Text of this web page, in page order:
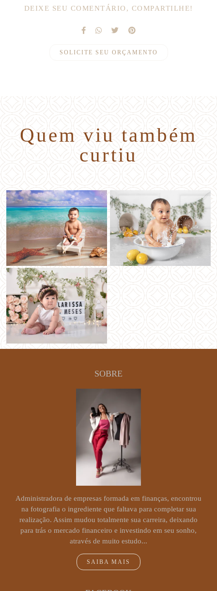
DEIXE SEU COMENTÁRIO, COMPARTILHE!
SOLICITE SEU ORÇAMENTO
Quem viu também
curtiu
SOBRE
Administradora de empresas formada em finanças, encontrou
na fotografia o ingrediente que faltava para completar sua
realização. Assim mudou totalmente sua carreira, deixando
para trás o mercado financeiro e investindo em seu sonho,
através de muito estudo...
SAIBA MAIS